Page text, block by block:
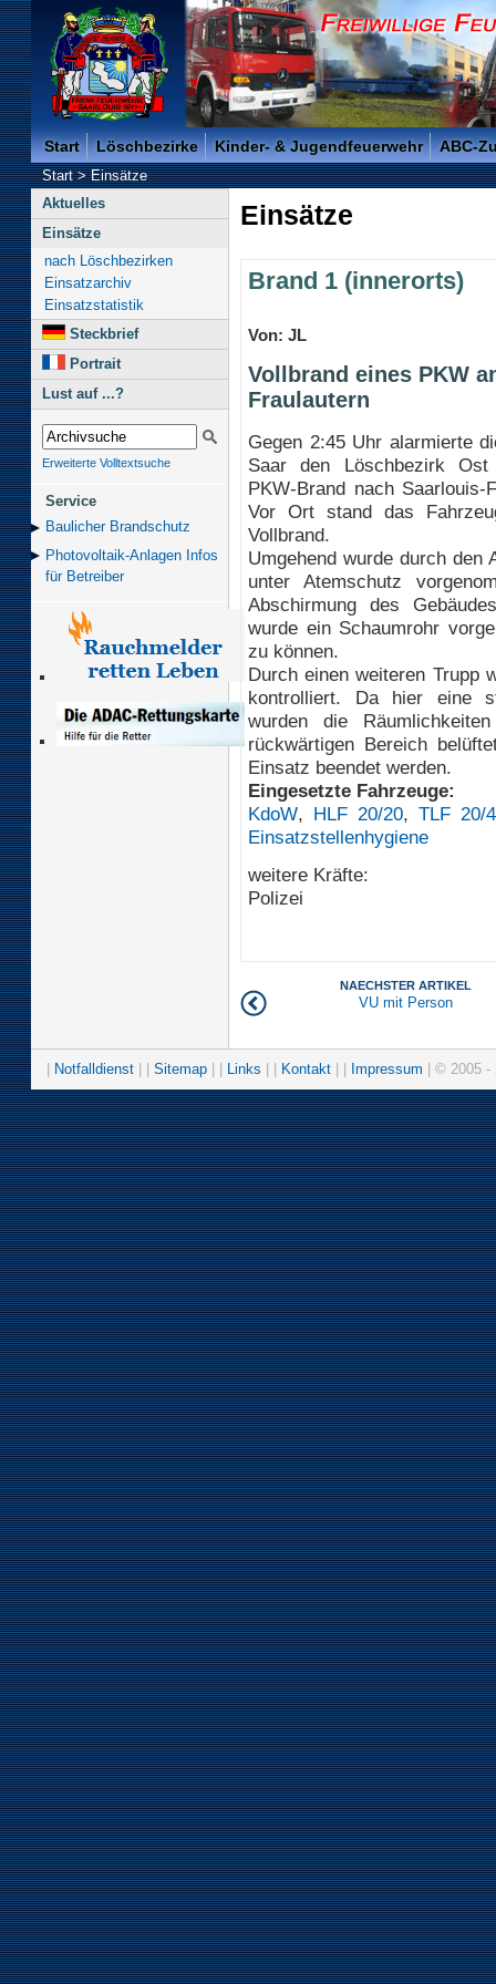
Freiwillige Feuerwehr der Kreisstadt Saarlouis -
Start Löschbezirke Kinder- & Jugendfeuerwehr ABC-
Start>Einsätze
Aktuelles
Einsätze
nach Löschbezirken
Einsatzarchiv
Einsatzstatistik
Steckbrief
Portrait
Lust auf ...?
Erweiterte Volltextsuche
Service
Baulicher Brand­schutz
Photovoltaik-Anlagen Infos
für Betreiber
Einsätze
Brand 1 (innerorts)
Von: JL
Vollbrand eines PKW
Fraulautern
Gegen 2:45 Uhr alarmierte
Saar den Löschbezirk
PKW-Brand nach Saarlouis-
Vor Ort stand das
Vollbrand.
Umgehend wurde durch den
unter Atemschutz
Abschirmung des
wurde ein Schaumrohr
zu können.
Durch einen weiteren Trupp
kontrolliert. Da hier eine
wurden die
rückwärtigen Bereich
Einsatz beendet werden.
Eingesetzte Fahrzeuge:
KdoW, HLF 20/20,TLF 20/
Einsatzstellenhygiene
weitere Kräfte:
Polizei
NAECHSTER ARTIKEL
VU mit Person
Notfalldienst Sitemap Links Kontakt Impressum | © 2005 -